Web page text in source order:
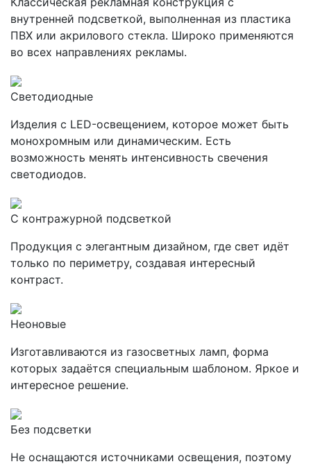
внутренней подсветкой, выполненная из пластика
ПВХ или акрилового стекла. Широко применяются
во всех направлениях рекламы.
Светодиодные
Изделия с LED-освещением, которое может быть
монохромным или динамическим. Есть
возможность менять интенсивность свечения
светодиодов.
С контражурной подсветкой
Продукция с элегантным дизайном, где свет идёт
только по периметру, создавая интересный
контраст.
Неоновые
Изготавливаются из газосветных ламп, форма
которых задаётся специальным шаблоном. Яркое и
интересное решение.
Без подсветки
Не оснащаются источниками освещения, поэтому